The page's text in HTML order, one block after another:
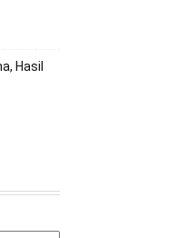
Hasil